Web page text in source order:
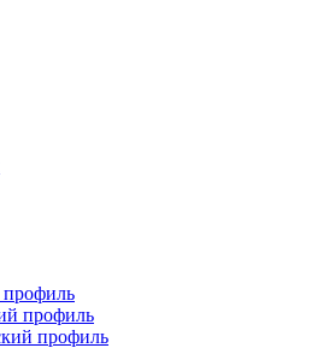
профиль
профиль
профиль